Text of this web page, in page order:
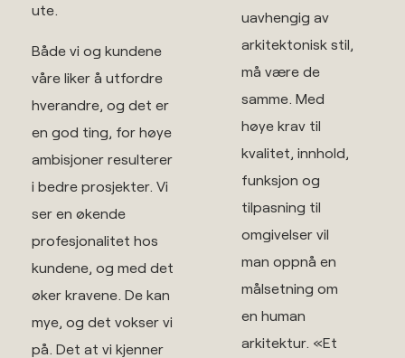
ute.
Både vi og kundene
våre liker å utfordre
hverandre, og det er
en god ting, for høye
ambisjoner resulterer
i bedre prosjekter. Vi
ser en økende
profesjonalitet hos
kundene, og med det
øker kravene. De kan
mye, og det vokser vi
på. Det at vi kjenner
uavhengig av
arkitektonisk stil,
må være de
samme. Med
høye krav til
kvalitet, innhold,
funksjon og
tilpasning til
omgivelser vil
man oppnå en
målsetning om
en human
arkitektur. «Et